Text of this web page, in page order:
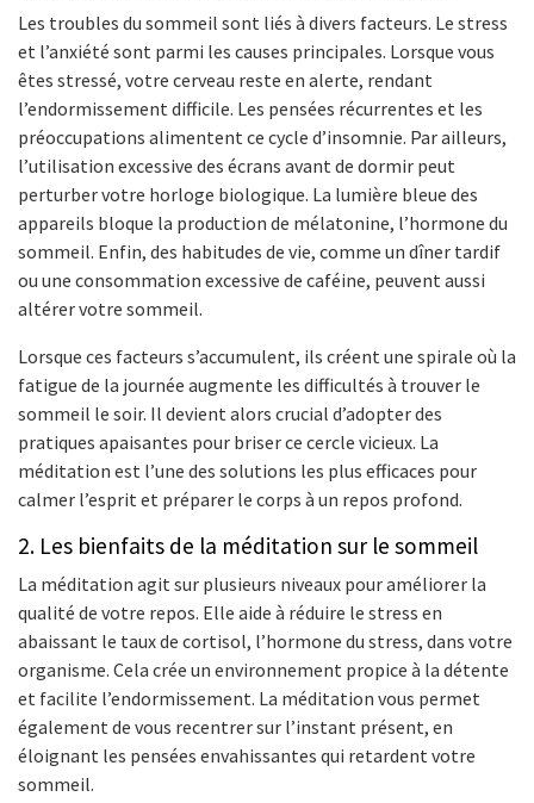
Les troubles du sommeil sont liés à divers facteurs. Le stress
et l’anxiété sont parmi les causes principales. Lorsque vous
êtes stressé, votre cerveau reste en alerte, rendant
l’endormissement difficile. Les pensées récurrentes et les
préoccupations alimentent ce cycle d’insomnie. Par ailleurs,
l’utilisation excessive des écrans avant de dormir peut
perturber votre horloge biologique. La lumière bleue des
appareils bloque la production de mélatonine, l’hormone du
sommeil. Enfin, des habitudes de vie, comme un dîner tardif
ou une consommation excessive de caféine, peuvent aussi
altérer votre sommeil.
Lorsque ces facteurs s’accumulent, ils créent une spirale où la
fatigue de la journée augmente les difficultés à trouver le
sommeil le soir. Il devient alors crucial d’adopter des
pratiques apaisantes pour briser ce cercle vicieux. La
méditation est l’une des solutions les plus efficaces pour
calmer l’esprit et préparer le corps à un repos profond.
2. Les bienfaits de la méditation sur le sommeil
La méditation agit sur plusieurs niveaux pour améliorer la
qualité de votre repos. Elle aide à réduire le stress en
abaissant le taux de cortisol, l’hormone du stress, dans votre
organisme. Cela crée un environnement propice à la détente
et facilite l’endormissement. La méditation vous permet
également de vous recentrer sur l’instant présent, en
éloignant les pensées envahissantes qui retardent votre
sommeil.